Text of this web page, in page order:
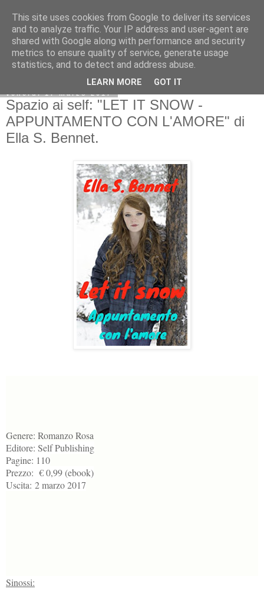
venerdì 17 marzo 2017
Spazio ai self: "LET IT SNOW -
APPUNTAMENTO CON L'AMORE" di
Ella S. Bennet.
Genere: Romanzo Rosa
Editore: Self Publishing
Pagine: 110
Prezzo: € 0,99 (ebook)
Uscita: 2 marzo 2017
Sinossi:
This site uses cookies from Google to deliver its services
and to analyze traffic. Your IP address and user-agent are
shared with Google along with performance and security
metrics to ensure quality of service, generate usage
statistics, and to detect and address abuse.
LEARN MORE GOT IT